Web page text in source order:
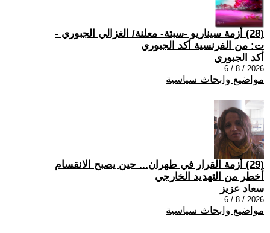
(28) أزمة سيناريو -سبتة- معلنة/ الغزالي الجبوري -
ت: من الفرنسية أكد الجبوري
أكد الجبوري
2026 / 8 / 6
مواضيع وابحاث سياسية
(29) أزمة القرار في طهران... حين يصبح الانقسام
أخطر من التهديد الخارجي
سعاد عزيز
2026 / 8 / 6
مواضيع وابحاث سياسية